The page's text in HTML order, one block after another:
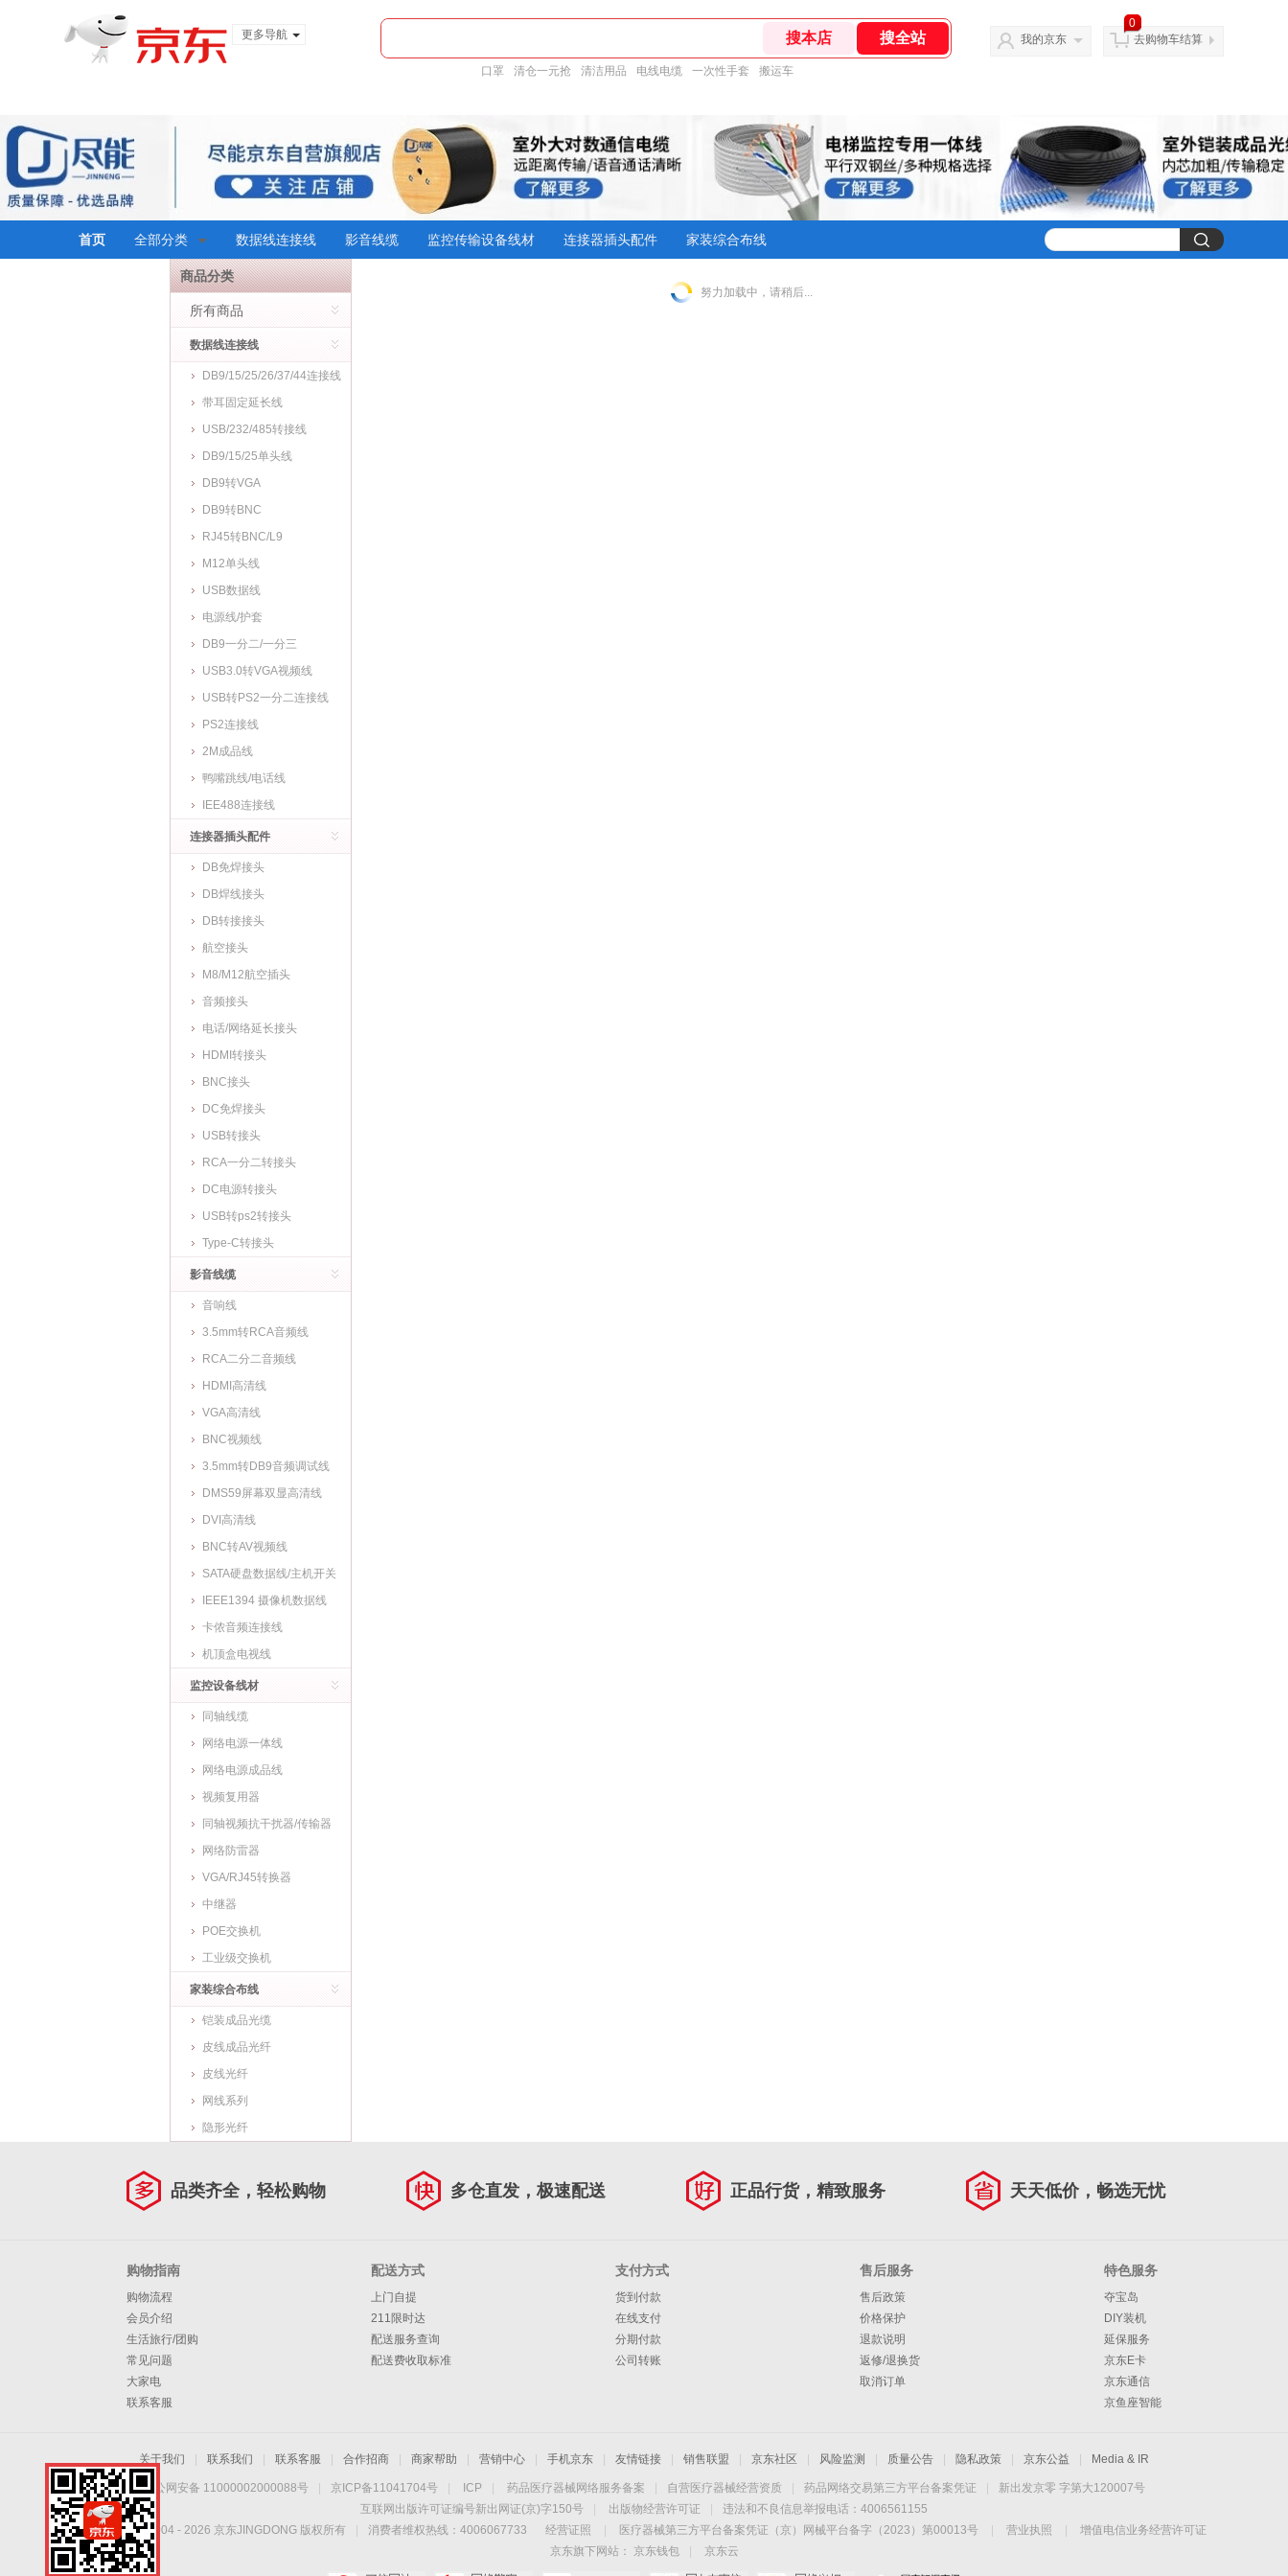
更多导航
口罩 清仓一元抢 清洁用品 电线电缆 一次性手套 搬运车
我的京东
0
去购物车结算
首页 全部分类 数据线连接线 影音线缆 监控传输设备线材 连接器插头配件 家装综合布线
商品分类
所有商品
数据线连接线
DB9/15/25/26/37/44连接线
带耳固定延长线
USB/232/485转接线
DB9/15/25单头线
DB9转VGA
DB9转BNC
RJ45转BNC/L9
M12单头线
USB数据线
电源线/护套
DB9一分二/一分三
USB3.0转VGA视频线
USB转PS2一分二连接线
PS2连接线
2M成品线
鸭嘴跳线/电话线
IEE488连接线
连接器插头配件
DB免焊接头
DB焊线接头
DB转接接头
航空接头
M8/M12航空插头
音频接头
电话/网络延长接头
HDMI转接头
BNC接头
DC免焊接头
USB转接头
RCA一分二转接头
DC电源转接头
USB转ps2转接头
Type-C转接头
影音线缆
音响线
3.5mm转RCA音频线
RCA二分二音频线
HDMI高清线
VGA高清线
BNC视频线
3.5mm转DB9音频调试线
DMS59屏幕双显高清线
DVI高清线
BNC转AV视频线
SATA硬盘数据线/主机开关
线
IEEE1394 摄像机数据线
卡侬音频连接线
机顶盒电视线
监控设备线材
同轴线缆
网络电源一体线
网络电源成品线
视频复用器
同轴视频抗干扰器/传输器
网络防雷器
VGA/RJ45转换器
中继器
POE交换机
工业级交换机
家装综合布线
铠装成品光缆
皮线成品光纤
皮线光纤
网线系列
隐形光纤
努力加载中，请稍后...
品类齐全，轻松购物 多仓直发，极速配送 正品行货，精致服务 天天低价，畅选无忧
购物指南
购物流程
会员介绍
生活旅行/团购
常见问题
大家电
联系客服
配送方式
上门自提
211限时达
配送服务查询
配送费收取标准
支付方式
货到付款
在线支付
分期付款
公司转账
售后服务
售后政策
价格保护
退款说明
返修/退换货
取消订单
特色服务
夺宝岛
DIY装机
延保服务
京东E卡
京东通信
京鱼座智能
关于我们 联系我们 联系客服 合作招商 商家帮助 营销中心 手机京东 友情链接 销售联盟 京东社区 风险监测 质量公告 隐私政策 京东公益 Media & IR
京公网安备 11000002000088号 京ICP备11041704号 ICP 药品医疗器械网络服务备案 自营医疗器械经营资质 药品网络交易第三方平台备案凭证
新出发京零 字第大120007号
互联网出版许可证编号新出网证(京)字150号
出版物经营许可证
违法和不良信息举报电话：4006561155
Copyright © 2004 - 2026 京东JINGDONG 版权所有 消费者维权热线：4006067733 经营证照 医疗器械第三方平台备案凭证（京）网械平台备字（2023）第00013号 营业执照
增值电信业务经营许可证
京东旗下网站：
京东钱包
京东云
手机扫一扫，劲爆优